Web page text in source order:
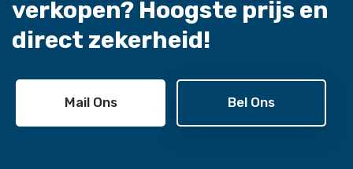
verkopen? Hoogste prijs en
direct zekerheid!
Mail Ons Bel Ons